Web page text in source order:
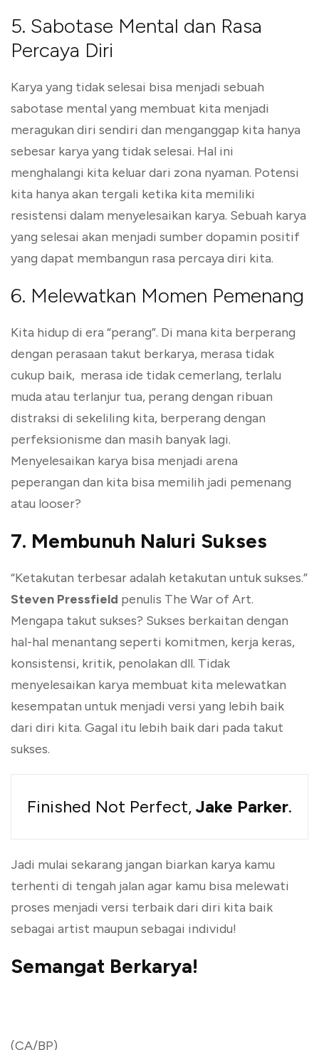
5. Sabotase Mental dan Rasa
Percaya Diri
Karya yang tidak selesai bisa menjadi sebuah
sabotase mental yang membuat kita menjadi
meragukan diri sendiri dan menganggap kita hanya
sebesar karya yang tidak selesai. Hal ini
menghalangi kita keluar dari zona nyaman. Potensi
kita hanya akan tergali ketika kita memiliki
resistensi dalam menyelesaikan karya. Sebuah karya
yang selesai akan menjadi sumber dopamin positif
yang dapat membangun rasa percaya diri kita.
6. Melewatkan Momen Pemenang
Kita hidup di era “perang”. Di mana kita berperang
dengan perasaan takut berkarya, merasa tidak
cukup baik, merasa ide tidak cemerlang, terlalu
muda atau terlanjur tua, perang dengan ribuan
distraksi di sekeliling kita, berperang dengan
perfeksionisme dan masih banyak lagi.
Menyelesaikan karya bisa menjadi arena
peperangan dan kita bisa memilih jadi pemenang
atau looser?
7. Membunuh Naluri Sukses
“Ketakutan terbesar adalah ketakutan untuk sukses.”
Steven Pressfield penulis The War of Art.
Mengapa takut sukses? Sukses berkaitan dengan
hal-hal menantang seperti komitmen, kerja keras,
konsistensi, kritik, penolakan dll. Tidak
menyelesaikan karya membuat kita melewatkan
kesempatan untuk menjadi versi yang lebih baik
dari diri kita. Gagal itu lebih baik dari pada takut
sukses.
Finished Not Perfect, Jake Parker.
Jadi mulai sekarang jangan biarkan karya kamu
terhenti di tengah jalan agar kamu bisa melewati
proses menjadi versi terbaik dari diri kita baik
sebagai artist maupun sebagai individu!
Semangat Berkarya!
(CA/BP)